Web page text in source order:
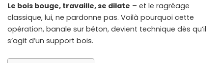
Le bois bouge, travaille, se dilate – et le ragréage
classique, lui, ne pardonne pas. Voilà pourquoi cette
opération, banale sur béton, devient technique dès qu’il
s’agit d’un support bois.